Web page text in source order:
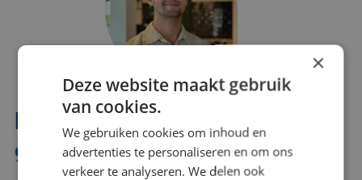
Interesse? Benno helpt je
graag verder!
×
Deze website maakt gebruik
van cookies.
We gebruiken cookies om inhoud en
advertenties te personaliseren en om ons
verkeer te analyseren. We delen ook